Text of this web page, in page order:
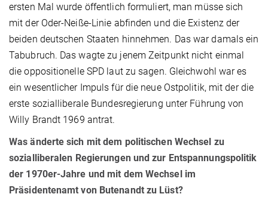
ersten Mal wurde öffentlich formuliert, man müsse sich
mit der Oder-Neiße-Linie abfinden und die Existenz der
beiden deutschen Staaten hinnehmen. Das war damals ein
Tabubruch. Das wagte zu jenem Zeitpunkt nicht einmal
die oppositionelle SPD laut zu sagen. Gleichwohl war es
ein wesentlicher Impuls für die neue Ostpolitik, mit der die
erste sozialliberale Bundesregierung unter Führung von
Willy Brandt 1969 antrat.
Was änderte sich mit dem politischen Wechsel zu
sozialliberalen Regierungen und zur Entspannungspolitik
der 1970er-Jahre und mit dem Wechsel im
Präsidentenamt von Butenandt zu Lüst?